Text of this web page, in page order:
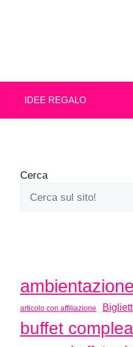
IDEE REGALO
Cerca
ambientazione
articolo con affiliazione
buffet